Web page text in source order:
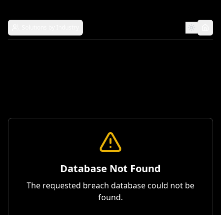
Database Not Found
The requested breach database could not be
found.